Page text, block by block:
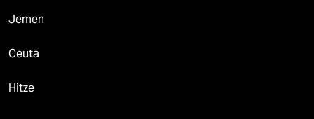
Jemen
Ceuta
Hitze